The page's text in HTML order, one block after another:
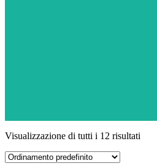
Visualizzazione di tutti i 12 risultati